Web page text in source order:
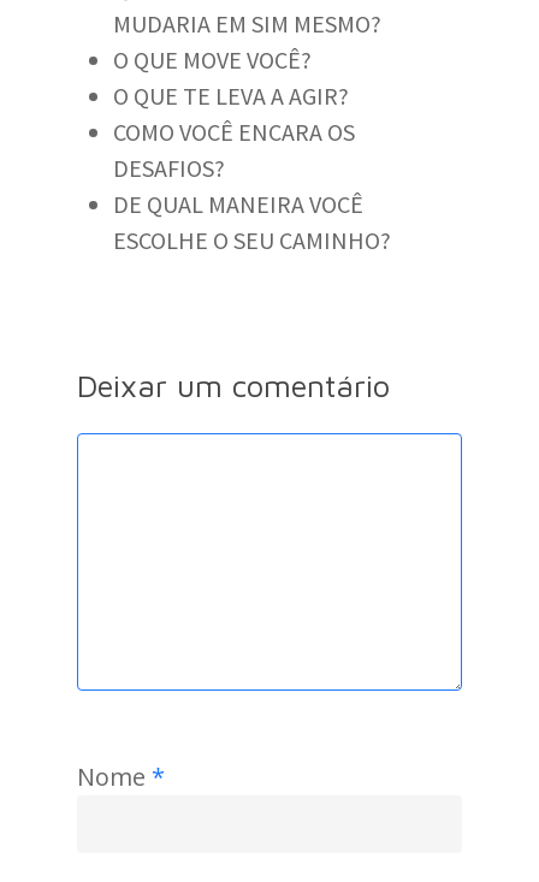
MUDARIA EM SIM MESMO?
O QUE MOVE VOCÊ?
O QUE TE LEVA A AGIR?
COMO VOCÊ ENCARA OS
DESAFIOS?
DE QUAL MANEIRA VOCÊ
ESCOLHE O SEU CAMINHO?
Deixar um comentário
Nome *